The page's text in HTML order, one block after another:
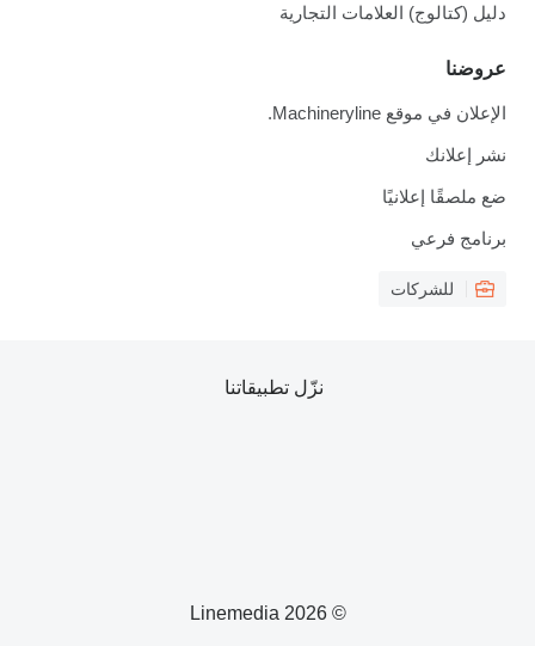
دليل (كتالوج) العلامات التجارية
عروضنا
الإعلان في موقع Machineryline.
نشر إعلانك
ضع ملصقًا إعلانيًا
برنامج فرعي
للشركات
© 2026 Linemedia
نزّل تطبيقاتنا